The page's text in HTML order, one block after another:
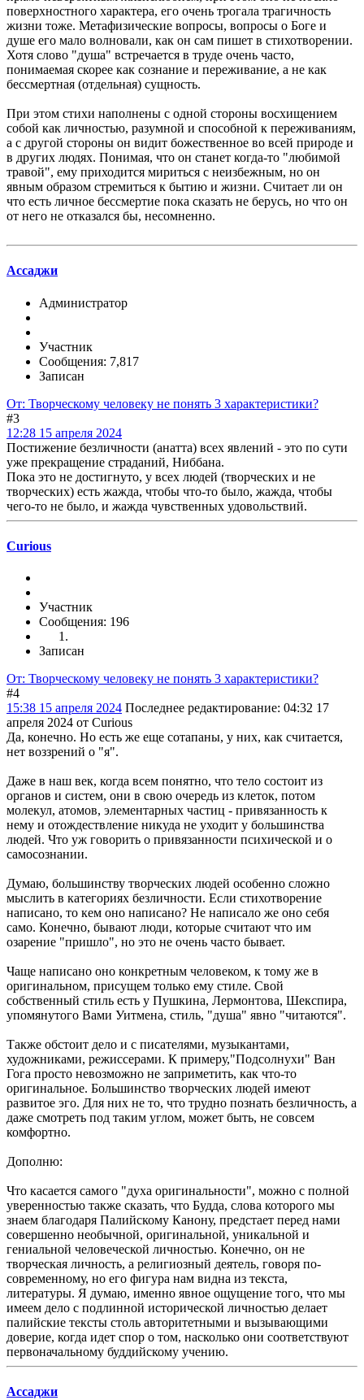
поверхностного характера, его очень трогала трагичность
жизни тоже. Метафизические вопросы, вопросы о Боге и
душе его мало волновали, как он сам пишет в стихотворении.
Хотя слово "душа" встречается в труде очень часто,
понимаемая скорее как сознание и переживание, а не как
бессмертная (отдельная) сущность.
При этом стихи наполнены с одной стороны восхищением
собой как личностью, разумной и способной к переживаниям,
а с другой стороны он видит божественное во всей природе и
в других людях. Понимая, что он станет когда-то "любимой
травой", ему приходится мириться с неизбежным, но он
явным образом стремиться к бытию и жизни. Считает ли он
что есть личное бессмертие пока сказать не берусь, но что он
от него не отказался бы, несомненно.
Ассаджи
Администратор
Участник
Сообщения: 7,817
Записан
От: Творческому человеку не понять 3 характеристики?
#3
12:28 15 апреля 2024
Постижение безличности (анатта) всех явлений - это по сути
уже прекращение страданий, Ниббана.
Пока это не достигнуто, у всех людей (творческих и не
творческих) есть жажда, чтобы что-то было, жажда, чтобы
чего-то не было, и жажда чувственных удовольствий.
Curious
Участник
Сообщения: 196
Записан
От: Творческому человеку не понять 3 характеристики?
#4
15:38 15 апреля 2024 Последнее редактирование: 04:32 17
апреля 2024 от Curious
Да, конечно. Но есть же еще сотапаны, у них, как считается,
нет воззрений о "я".
Даже в наш век, когда всем понятно, что тело состоит из
органов и систем, они в свою очередь из клеток, потом
молекул, атомов, элементарных частиц - привязанность к
нему и отождествление никуда не уходит у большинства
людей. Что уж говорить о привязанности психической и о
самосознании.
Думаю, большинству творческих людей особенно сложно
мыслить в категориях безличности. Если стихотворение
написано, то кем оно написано? Не написало же оно себя
само. Конечно, бывают люди, которые считают что им
озарение "пришло", но это не очень часто бывает.
Чаще написано оно конкретным человеком, к тому же в
оригинальном, присущем только ему стиле. Свой
собственный стиль есть у Пушкина, Лермонтова, Шекспира,
упомянутого Вами Уитмена, стиль, "душа" явно "читаются".
Также обстоит дело и с писателями, музыкантами,
художниками, режиссерами. К примеру,"Подсолнухи" Ван
Гога просто невозможно не заприметить, как что-то
оригинальное. Большинство творческих людей имеют
развитое эго. Для них не то, что трудно познать безличность, а
даже смотреть под таким углом, может быть, не совсем
комфортно.
Дополню:
Что касается самого "духа оригинальности", можно с полной
уверенностью также сказать, что Будда, слова которого мы
знаем благодаря Палийскому Канону, предстает перед нами
совершенно необычной, оригинальной, уникальной и
гениальной человеческой личностью. Конечно, он не
творческая личность, а религиозный деятель, говоря по-
современному, но его фигура нам видна из текста,
литературы. Я думаю, именно явное ощущение того, что мы
имеем дело с подлинной исторической личностью делает
палийские тексты столь авторитетными и вызывающими
доверие, когда идет спор о том, насколько они соответствуют
первоначальному буддийскому учению.
Ассаджи